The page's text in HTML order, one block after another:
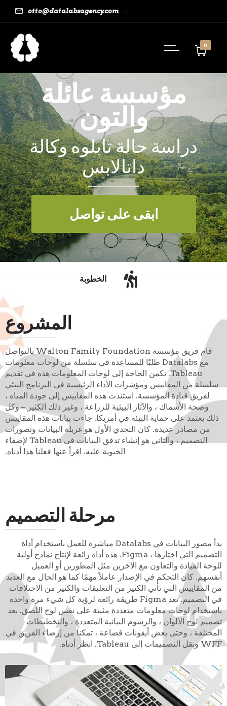
otto@datalabsagency.com
0
مؤسسة عائلة
والتون
دراسة حالة تابلوه وكالة
داتالابس
ابقى على تواصل
الخطوبة
المشروع
قام فريق مؤسسة Walton Family Foundation بالتواصل
مع Datalabs طلبًا للمساعدة في سلسلة من لوحات معلومات
Tableau. تكمن الحاجة إلى لوحات المعلومات هذه في تقديم
سلسلة من المقاييس ومؤشرات الأداء الرئيسية في البرنامج البيئي
لفريق قيادة المؤسسة. استندت هذه المقاييس إلى جودة المياه ،
وصحة الأسماك ، والآثار البيئية للزراعة ، وغير ذلك الكثير – وكل
ذلك يعتمد على حماية البيئة في أمريكا. جاءت بيانات هذه المقاييس
من مصادر عديدة. كان التحدي الأول هو غربلة البيانات وتصورات
التصميم ، والثاني هو إنشاء تدفق البيانات في Tableau لإضفاء
الحيوية عليه. اقرأ عنها فعلنا هذا أدناه.
مرحلة التصميم
بدأ مصور البيانات في Datalabs مباشرة للعمل باستخدام أداة
التصميم التي اختارها ، Figma. هذه أداة رائعة لإنتاج نماذج أولية
للوحة القيادة والتعاون مع الآخرين مثل المطورين أو العميل
أنفسهم. كان التحكم في الإصدار عاملاً مهمًا كما هو الحال مع العديد
من المقاييس التي تأتي الكثير من التعليقات والكثير من الاختلافات
في التصميم. تعد Figma طريقة رائعة لرؤية كل شيء مرة واحدة
باستخدام لوحات معلومات متعددة مثبتة على نفس لوح اللصق. بعد
تصميم لوح الألوان ، والرسوم البيانية المتعددة ، والتخطيطات
المختلفة ، وحتى بعض أيقونات قضاعة ، تمكنا من إرضاء الفريق في
WFF ونقل التصميمات إلى Tableau. انظر أدناه.